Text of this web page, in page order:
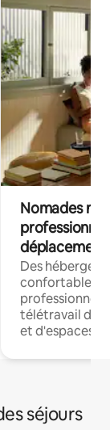
Nomades
déplacement
Des
confortables
professionnels
télétravail
et d'espaces
séjours